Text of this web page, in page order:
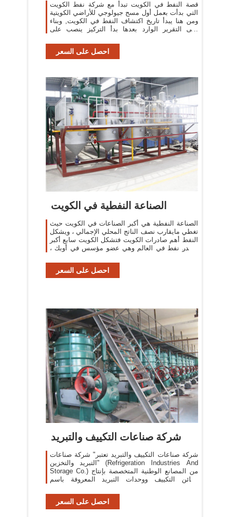
قصة النفط في الكويت تبدأ مع شركة نفط الكويت
التي بدأت بعمل أول مسح جيولوجي للأراضي الكويتية
ومن هنا يبدأ تاريخ اكتشاف النفط في الكويت, وبناء
على التقرير الوارد بعدها بدأ التركيز ينصب على
احصل على السعر
الصناعة النفطية في الكويت
الصناعة النفطية هي أكبر الصناعات في الكويت حيث
تغطي مايقارب نصف الناتج المحلي الإجمالي ، ويشكل
النفط أهم صادرات الكويت فتشكل الكويت سابع أكبر
مصدر نفط في العالم وهي عضو مؤسس في أوبك ،
احصل على السعر
شركة صناعات التكييف والتبريد
شركة صناعات التكييف والتبريد تعتبر" شركة صناعات
التبريد والتخزين" (Refrigeration Industries And
Storage Co.) من المصانع الوطنية المتخصصة بإنتاج
مكائن التكييف ووحدات التبريد المعروفة باسم
الهواء
احصل على السعر